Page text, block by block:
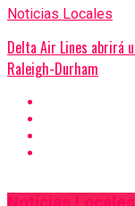
Noticias Locales
Delta Air Lines abrirá
Raleigh-Durham